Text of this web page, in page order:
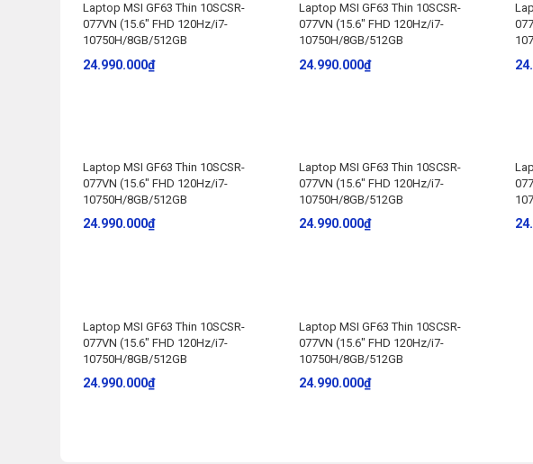
Laptop MSI GF63 Thin 10SCSR-
077VN (15.6″ FHD 120Hz/i7-
10750H/8GB/512GB
24.990.000₫
Laptop MSI GF63 Thin 10SCSR-
077VN (15.6″ FHD 120Hz/i7-
10750H/8GB/512GB
24.990.000₫
Laptop MSI GF63 Thin 10SCSR-
077VN (15.6″ FHD 120Hz/i7-
10750H/8GB/512GB
24.990.000₫
Laptop MSI GF63 Thin 10SCSR-
077VN (15.6″ FHD 120Hz/i7-
10750H/8GB/512GB
24.990.000₫
Laptop MSI GF63 Thin 10SCSR-
077VN (15.6″ FHD 120Hz/i7-
10750H/8GB/512GB
24.990.000₫
Laptop MSI GF63 Thin 10SCSR-
077VN (15.6″ FHD 120Hz/i7-
10750H/8GB/512GB
24.990.000₫